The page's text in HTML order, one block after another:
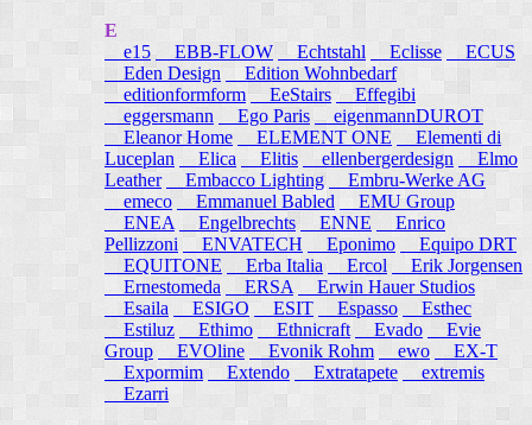
E
e15 EBB-FLOW Echtstahl Eclisse
ECUS
Eden Design
Edition Wohnbedarf
editionformform
EeStairs
Effegibi
eggersmann
Ego Paris
eigenmannDUROT
Eleanor Home
ELEMENT ONE
Elementi di
Luceplan
Elica Elitis ellenbergerdesign
Elmo
Leather
Embacco Lighting
Embru-Werke AG
emeco
Emmanuel Babled
EMU Group
ENEA
Engelbrechts ENNE
Enrico
Pellizzoni ENVATECH Eponimo
Equipo DRT
EQUITONE
Erba Italia Ercol
Erik Jorgensen
Ernestomeda
ERSA
Erwin Hauer Studios
Esaila
ESIGO ESIT Espasso
Esthec
Estiluz
Ethimo Ethnicraft Evado
Evie
Group
EVOline Evonik Rohm ewo
EX-T
Expormim
Extendo Extratapete
extremis
Ezarri